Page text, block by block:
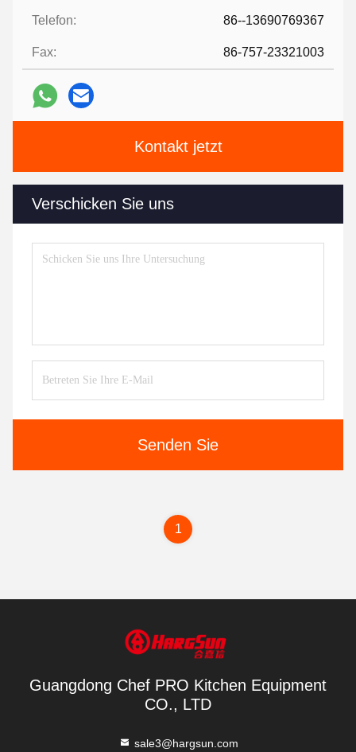
Telefon: 86--13690769367
Fax: 86-757-23321003
Kontakt jetzt
Verschicken Sie uns
Senden Sie
1
Guangdong Chef PRO Kitchen Equipment
CO., LTD
sale3@hargsun.com